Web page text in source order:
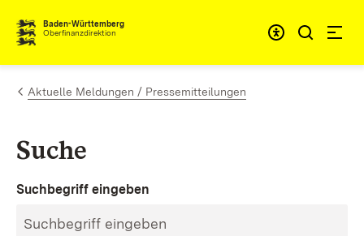
Zum Inhalt springen
Baden-Württemberg
Oberfinanzdirektion
Aktuelle Meldungen / Pressemitteilungen
Suche
Suchbegriff eingeben